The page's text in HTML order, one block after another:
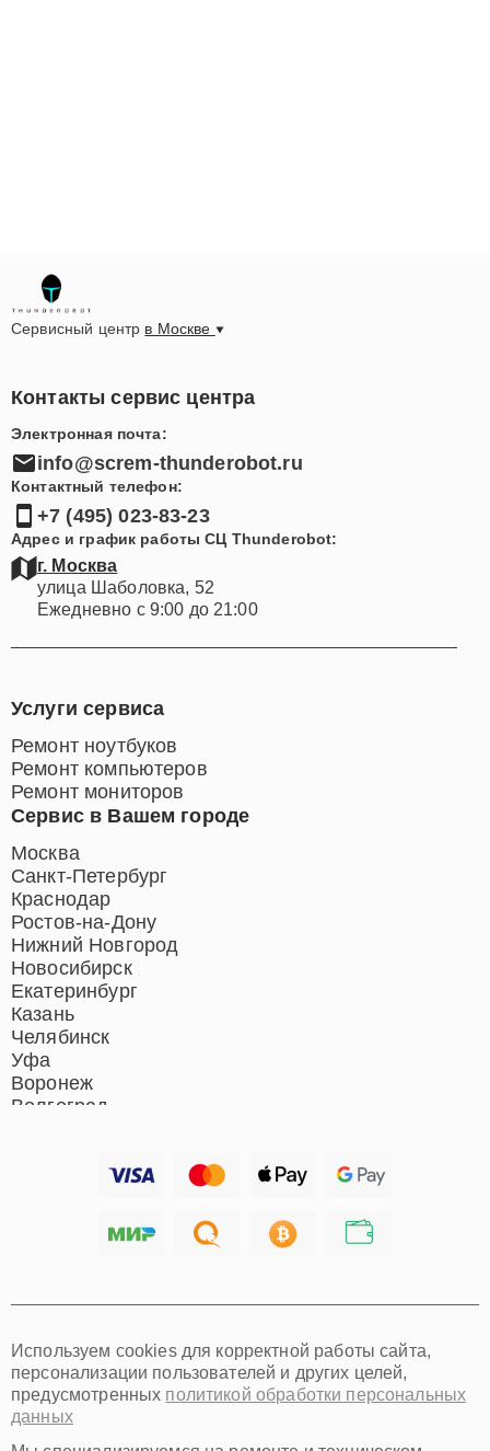
Сервисный центр в Москве
Контакты сервис центра
Электронная почта:
info@screm-thunderobot.ru
Контактный телефон:
+7 (495) 023-83-23
Адрес и график работы СЦ Thunderobot:
г. Москва
улица Шаболовка, 52
Ежедневно с 9:00 до 21:00
Сервис в Вашем городе
Москва
Санкт-Петербург
Краснодар
Ростов-на-Дону
Нижний Новгород
Новосибирск
Екатеринбург
Казань
Челябинск
Уфа
Воронеж
Волгоград
Хабаровск
Омск
Красноярск
Пермь
Ульяновск
Услуги сервиса
Ремонт ноутбуков
Ремонт компьютеров
Ремонт мониторов
Используем cookies для корректной работы сайта,
персонализации пользователей и других целей,
предусмотренных политикой обработки персональных
данных